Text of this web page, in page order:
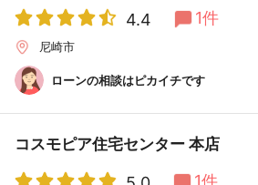
4.4 1件
尼崎市
ローンの相談はピカイチです
コスモピア住宅センター 本店
1件